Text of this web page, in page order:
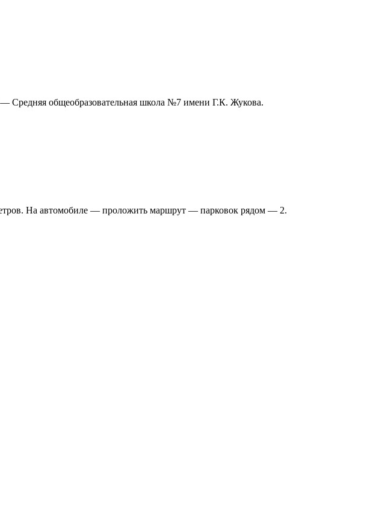
Средняя общеобразовательная школа №7 имени Г.К. Жукова.
На автомобиле — проложить маршрут — парковок рядом — 2.